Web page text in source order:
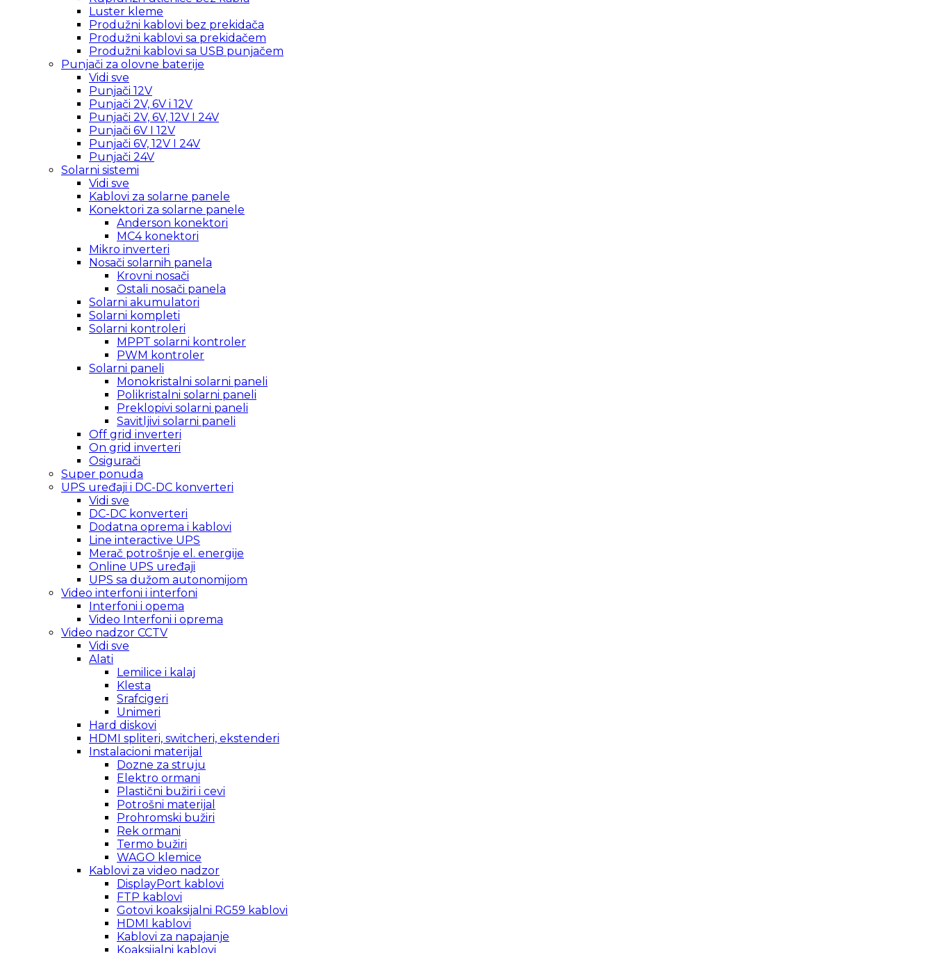
Luster kleme
Produžni kablovi bez prekidača
Produžni kablovi sa prekidačem
Produžni kablovi sa USB punjačem
Punjači za olovne baterije
Vidi sve
Punjači 12V
Punjači 2V, 6V i 12V
Punjači 2V, 6V, 12V I 24V
Punjači 6V I 12V
Punjači 6V, 12V I 24V
Punjači 24V
Solarni sistemi
Vidi sve
Kablovi za solarne panele
Konektori za solarne panele
Anderson konektori
MC4 konektori
Mikro inverteri
Nosači solarnih panela
Krovni nosači
Ostali nosači panela
Solarni akumulatori
Solarni kompleti
Solarni kontroleri
MPPT solarni kontroler
PWM kontroler
Solarni paneli
Monokristalni solarni paneli
Polikristalni solarni paneli
Preklopivi solarni paneli
Savitljivi solarni paneli
Off grid inverteri
On grid inverteri
Osigurači
Super ponuda
UPS uređaji i DC-DC konverteri
Vidi sve
DC-DC konverteri
Dodatna oprema i kablovi
Line interactive UPS
Merač potrošnje el. energije
Online UPS uređaji
UPS sa dužom autonomijom
Video interfoni i interfoni
Interfoni i opema
Video Interfoni i oprema
Video nadzor CCTV
Vidi sve
Alati
Lemilice i kalaj
Klesta
Srafcigeri
Unimeri
Hard diskovi
HDMI spliteri, switcheri, ekstenderi
Instalacioni materijal
Dozne za struju
Elektro ormani
Plastični bužiri i cevi
Potrošni materijal
Prohromski bužiri
Rek ormani
Termo bužiri
WAGO klemice
Kablovi za video nadzor
DisplayPort kablovi
FTP kablovi
Gotovi koaksijalni RG59 kablovi
HDMI kablovi
Kablovi za napajanje
Koaksijalni kablovi